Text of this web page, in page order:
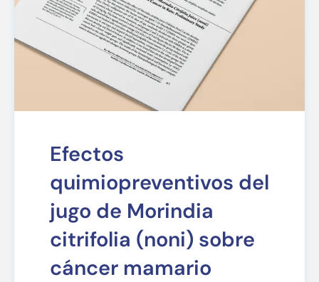
Efectos
quimiopreventivos del
jugo de Morindia
citrifolia (noni) sobre
cáncer mamario